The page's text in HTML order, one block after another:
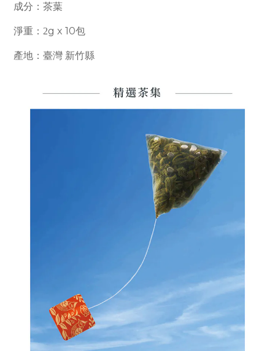
成分：茶葉
淨重：2g x 10包
產地：臺灣 新竹縣